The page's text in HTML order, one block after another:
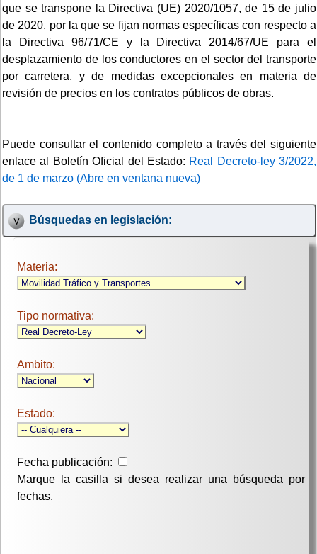
que se transpone la Directiva (UE) 2020/1057, de 15 de julio
de 2020, por la que se fijan normas específicas con respecto a
la Directiva 96/71/CE y la Directiva 2014/67/UE para el
desplazamiento de los conductores en el sector del transporte
por carretera, y de medidas excepcionales en materia de
revisión de precios en los contratos públicos de obras.
Puede consultar el contenido completo a través del siguiente
enlace al Boletín Oficial del Estado: Real Decreto-ley 3/2022,
de 1 de marzo (Abre en ventana nueva)
Búsquedas en legislación:
Materia:
Tipo normativa:
Ambito:
Estado:
Fecha publicación:
Marque la casilla si desea realizar una búsqueda por
fechas.